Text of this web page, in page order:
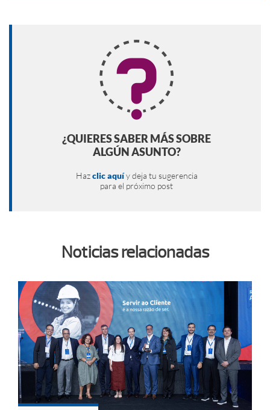
¿QUIERES SABER MÁS SOBRE
ALGÚN ASUNTO?
Hazclic aquíy deja tu sugerencia
para el próximo post
Noticias relacionadas